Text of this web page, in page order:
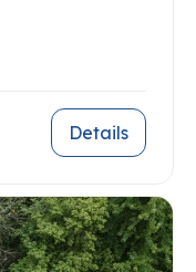
Details